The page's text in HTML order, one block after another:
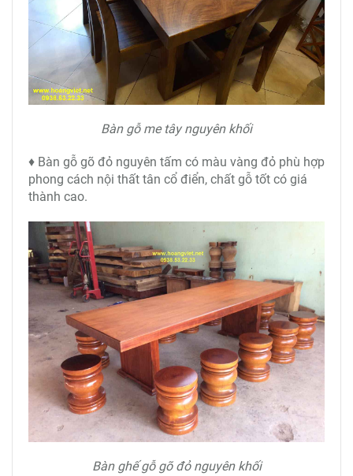
Bàn gỗ me tây nguyên khối
♦ Bàn gỗ gõ đỏ nguyên tấm có màu vàng đỏ phù hợp
phong cách nội thất tân cổ điển, chất gỗ tốt có giá
thành cao.
Bàn ghế gỗ gõ đỏ nguyên khối